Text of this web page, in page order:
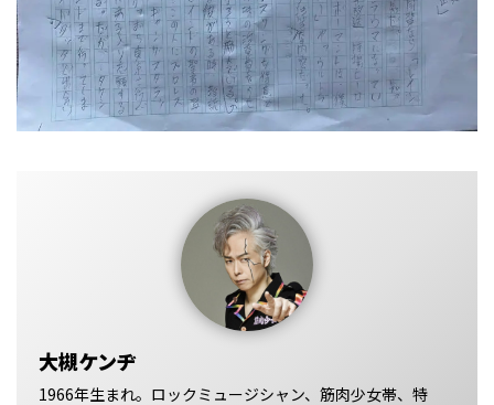
大槻ケンヂ
1966年生まれ。ロックミュージシャン、筋肉少女帯、特